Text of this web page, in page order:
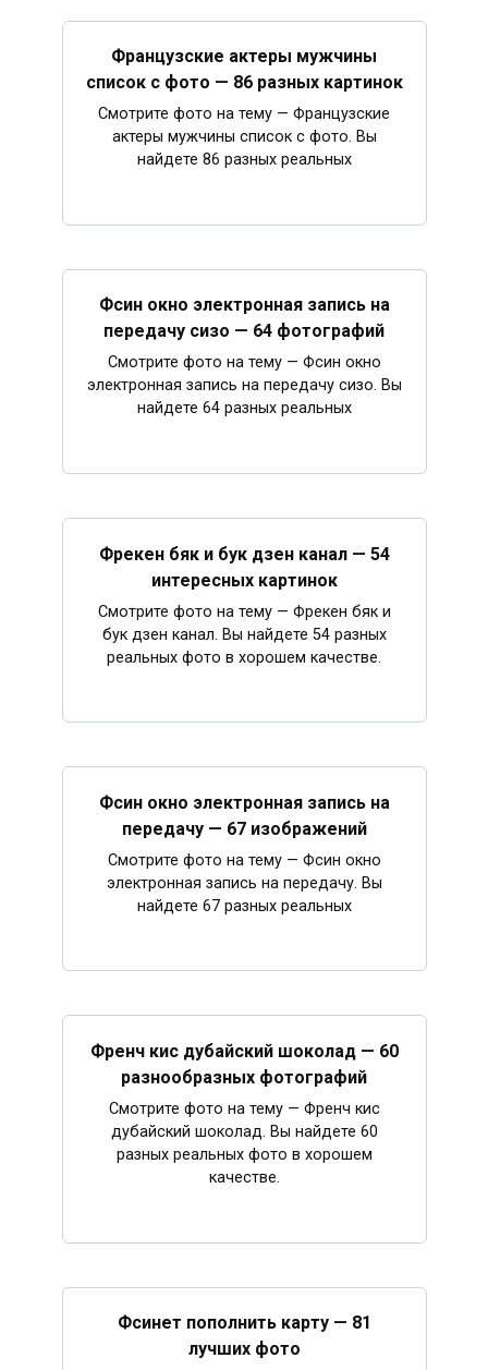
Французские актеры мужчины
список с фото — 86 разных картинок
Смотрите фото на тему — Французские
актеры мужчины список с фото. Вы
найдете 86 разных реальных
Фсин окно электронная запись на
передачу сизо — 64 фотографий
Смотрите фото на тему — Фсин окно
электронная запись на передачу сизо. Вы
найдете 64 разных реальных
Фрекен бяк и бук дзен канал — 54
интересных картинок
Смотрите фото на тему — Фрекен бяк и
бук дзен канал. Вы найдете 54 разных
реальных фото в хорошем качестве.
Фсин окно электронная запись на
передачу — 67 изображений
Смотрите фото на тему — Фсин окно
электронная запись на передачу. Вы
найдете 67 разных реальных
Френч кис дубайский шоколад — 60
разнообразных фотографий
Смотрите фото на тему — Френч кис
дубайский шоколад. Вы найдете 60
разных реальных фото в хорошем
качестве.
Фсинет пополнить карту — 81
лучших фото